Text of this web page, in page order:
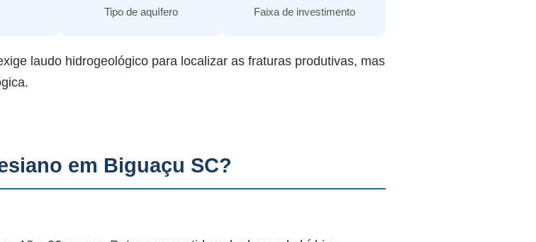
Tipo de aquífero Faixa de investimento
laudo hidrogeológico para localizar as fraturas produtivas, mas
em Biguaçu SC?